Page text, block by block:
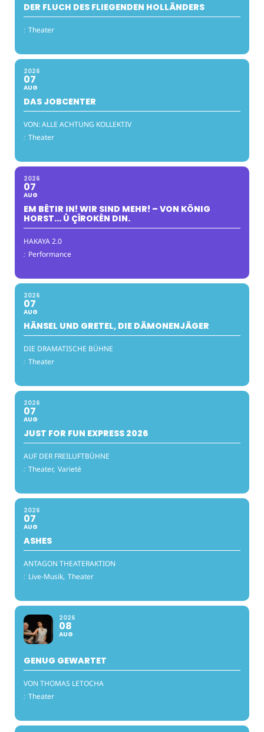
DER FLUCH DES FLIEGENDEN HOLLÄNDERS
: Theater
2026
07
AUG
DAS JOBCENTER
VON: ALLE ACHTUNG KOLLEKTIV
: Theater
2026
07
AUG
EM BÊTIR IN! WIR SIND MEHR! – VON KÖNIG
HORST… Û ÇÎROKÊN DIN.
HAKAYA 2.0
: Performance
2026
07
AUG
HÄNSEL UND GRETEL, DIE DÄMONENJÄGER
DIE DRAMATISCHE BÜHNE
: Theater
2026
07
AUG
JUST FOR FUN EXPRESS 2026
AUF DER FREILUFTBÜHNE
: Theater, Varieté
2026
07
AUG
ASHES
ANTAGON THEATERAKTION
: Live-Musik, Theater
2026
08
AUG
GENUG GEWARTET
VON THOMAS LETOCHA
: Theater